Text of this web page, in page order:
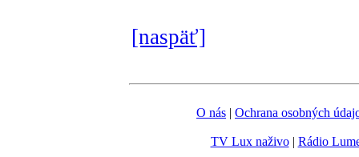
[naspäť]
O nás | Ochrana osobných
TV Lux naživo| Rádio